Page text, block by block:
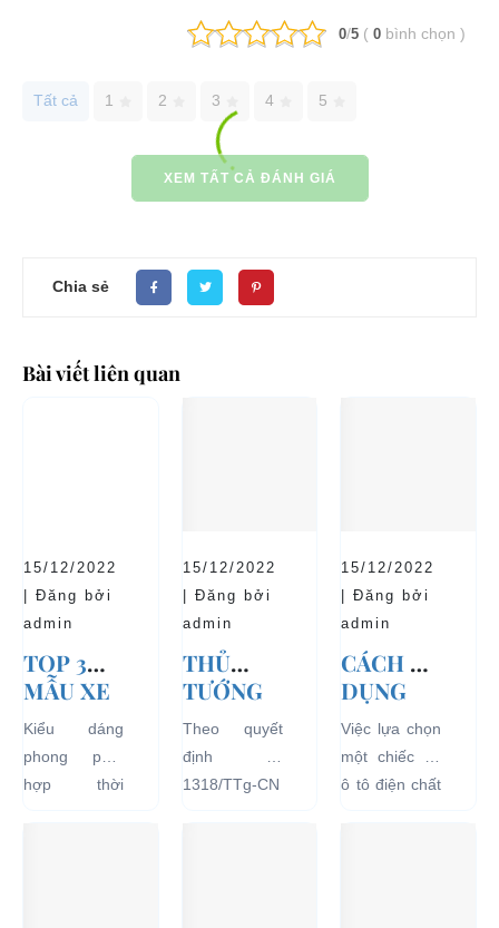
0/5 ( 0 bình chọn )
Tất cả 1 2 3 4 5
XEM TẤT CẢ ĐÁNH GIÁ
Chia sẻ
Bài viết liên quan
15/12/2022
| Đăng bởi
admin
TOP 3
MẪU XE
Ô TÔ
ĐIỆN
THỊNH
HÀNH VÀ
Kiểu dáng
phong phú,
hợp thời
15/12/2022
| Đăng bởi
admin
THỦ
TƯỚNG
CHÍNH
PHỦ
ĐỒNG Ý
Theo quyết
định số
1318/TTg-CN
15/12/2022
| Đăng bởi
admin
CÁCH SỬ
DỤNG
XE Ô TÔ
ĐIỆN ĐỂ
TĂNG
TUỔI
Việc lựa chọn
một chiếc xe
ô tô điện chất